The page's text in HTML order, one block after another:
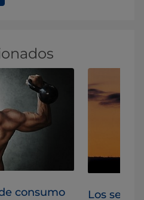
consumo
Los